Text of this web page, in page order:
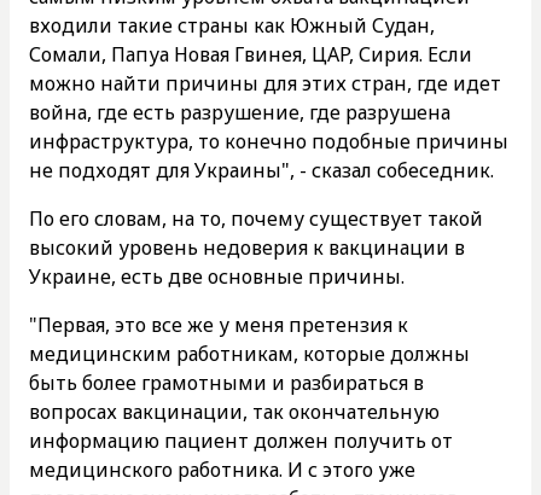
входили такие страны как Южный Судан,
Сомали, Папуа Новая Гвинея, ЦАР, Сирия. Если
можно найти причины для этих стран, где идет
война, где есть разрушение, где разрушена
инфраструктура, то конечно подобные причины
не подходят для Украины", - сказал собеседник.
По его словам, на то, почему существует такой
высокий уровень недоверия к вакцинации в
Украине, есть две основные причины.
"Первая, это все же у меня претензия к
медицинским работникам, которые должны
быть более грамотными и разбираться в
вопросах вакцинации, так окончательную
информацию пациент должен получить от
медицинского работника. И с этого уже